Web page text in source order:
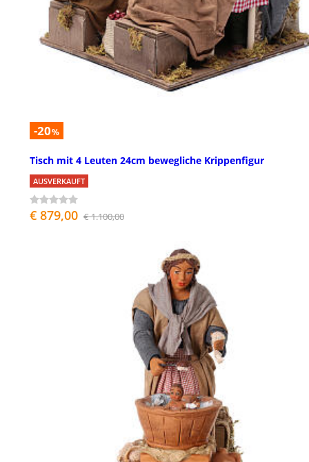
-20%
Tisch mit 4 Leuten 24cm bewegliche Krippenfigur
AUSVERKAUFT
€ 879,00 € 1.100,00